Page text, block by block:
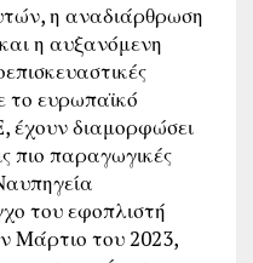
η αναδιάρθρωση
η αυξανόμενη
το ευρωπαϊκό
έχουν διαμορφώσει
πιο παραγωγικές
του εφοπλιστή
Μάρτιο του 2023,